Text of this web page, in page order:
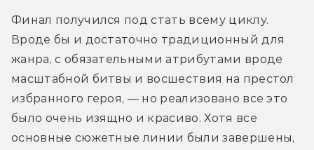
Финал получился под стать всему циклу.
Вроде бы и достаточно традиционный для
жанра, с обязательными атрибутами вроде
масштабной битвы и восшествия на престол
избранного героя, — но реализовано все это
было очень изящно и красиво. Хотя все
основные сюжетные линии были завершены,